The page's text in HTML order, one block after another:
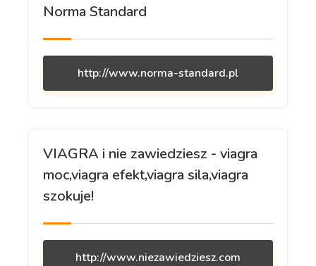
Norma Standard
http://www.norma-standard.pl
VIAGRA i nie zawiedziesz - viagra
moc,viagra efekt,viagra sila,viagra
szokuje!
http://www.niezawiedziesz.com